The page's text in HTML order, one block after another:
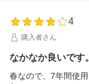
まで一通り確認して
ほうが手元に届いた
と、こちらのレビュ
に楽天以外での購入
と思います。
4
購入者さん
なかなか良いです。
春なので、7年間使